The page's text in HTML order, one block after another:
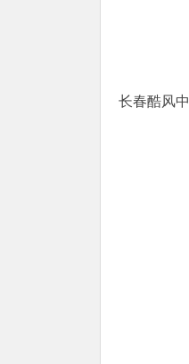
长春酷风